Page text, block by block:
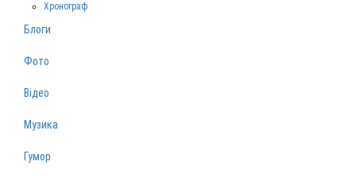
Хронограф
Блоги
Фото
Відео
Музика
Гумор